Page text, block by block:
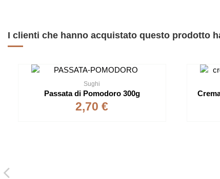
I clienti che hanno acquistato questo prodotto
Sughi
Passata di Pomodoro 300g
2,70 €